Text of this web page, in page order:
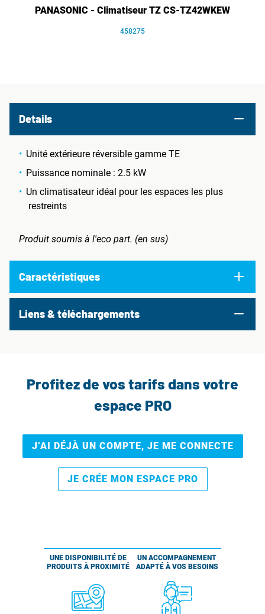
PANASONIC - Climatiseur TZ CS-TZ42WKEW
458275
Details
Unité extérieure réversible gamme TE
Puissance nominale : 2.5 kW
Un climatisateur idéal pour les espaces les plus
restreints
Produit soumis à l'eco part. (en sus)
Caractéristiques
Liens & téléchargements
Profitez de vos tarifs dans votre
espace PRO
J’AI DÉJÀ UN COMPTE, JE ME CONNECTE
JE CRÉE MON ESPACE PRO
UNE DISPONIBILITÉ DE
PRODUITS À PROXIMITÉ
UN ACCOMPAGNEMENT
ADAPTÉ À VOS BESOINS